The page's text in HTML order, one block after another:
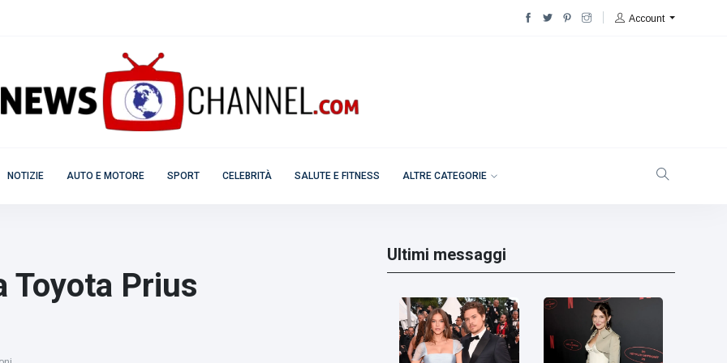
Account
NOTIZIE AUTO E MOTORE SPORT CELEBRITÀ SALUTE E FITNESS ALTRE CATEGORIE
Toyota Prius
Ultimi messaggi